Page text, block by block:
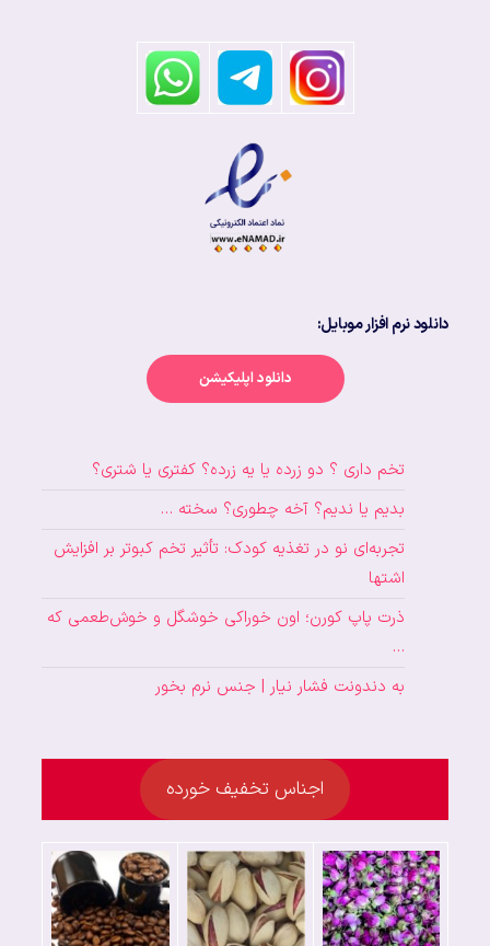
دانلود نرم افزار موبایل:
دانلود اپلیکیشن
تخم داری ؟ دو زرده یا یه زرده؟ کفتری یا شتری؟
بدیم یا ندیم؟ آخه چطوری؟ سخته …
تجربه‌ای نو در تغذیه کودک: تأثیر تخم کبوتر بر افزایش
اشتها
ذرت پاپ کورن؛ اون خوراکی خوشگل و خوش‌طعمی که
…
به دندونت فشار نیار | جنس نرم بخور
اجناس تخفیف خورده